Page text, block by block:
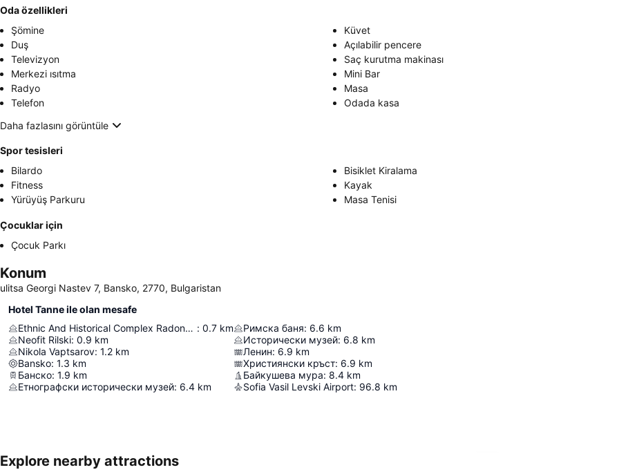
Oda özellikleri
Şömine
Küvet
Duş
Açılabilir pencere
Televizyon
Saç kurutma makinası
Merkezi ısıtma
Mini Bar
Radyo
Masa
Telefon
Odada kasa
Daha fazlasını görüntüle
Spor tesisleri
Bilardo
Bisiklet Kiralama
Fitness
Kayak
Yürüyüş Parkuru
Masa Tenisi
Çocuklar için
Çocuk Parkı
Konum
ulitsa Georgi Nastev 7, Bansko, 2770, Bulgaristan
Hotel Tanne ile olan mesafe
Ethnic And Historical Complex Radonova House : 0.7 km
Neofit Rilski: 0.9 km
Nikola Vaptsarov: 1.2 km
Bansko: 1.3 km
Банско: 1.9 km
Етнографски исторически музей: 6.4 km
Римска баня: 6.6 km
Исторически музей: 6.8 km
Ленин: 6.9 km
Християнски кръст: 6.9 km
Байкушева мура: 8.4 km
Sofia Vasil Levski Airport: 96.8 km
Explore nearby attractions